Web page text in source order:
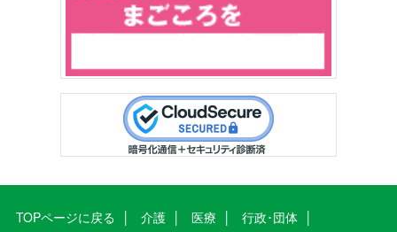
TOPページに戻る 介護 医療
行政･団体